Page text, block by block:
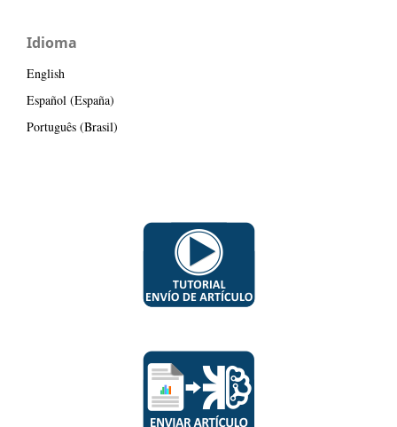
Idioma
English
Español (España)
Português (Brasil)